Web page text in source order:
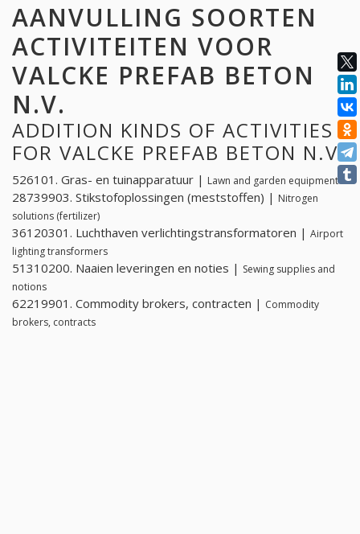
AANVULLING SOORTEN
ACTIVITEITEN VOOR
VALCKE PREFAB BETON
N.V.
ADDITION KINDS OF ACTIVITIES
FOR VALCKE PREFAB BETON N.V.
526101. Gras- en tuinapparatuur | Lawn and garden equipment
28739903. Stikstofoplossingen (meststoffen) | Nitrogen
solutions (fertilizer)
36120301. Luchthaven verlichtingstransformatoren | Airport
lighting transformers
51310200. Naaien leveringen en noties | Sewing supplies and
notions
62219901. Commodity brokers, contracten | Commodity
brokers, contracts